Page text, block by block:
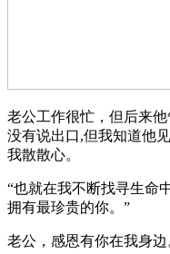
老公工作很忙，但后来
没有说出口,但我知道他
我散散心。
“也就在我不断找寻生命
拥有最珍贵的你。”
老公，感恩有你在我身边